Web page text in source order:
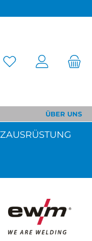
ÜBER UNS